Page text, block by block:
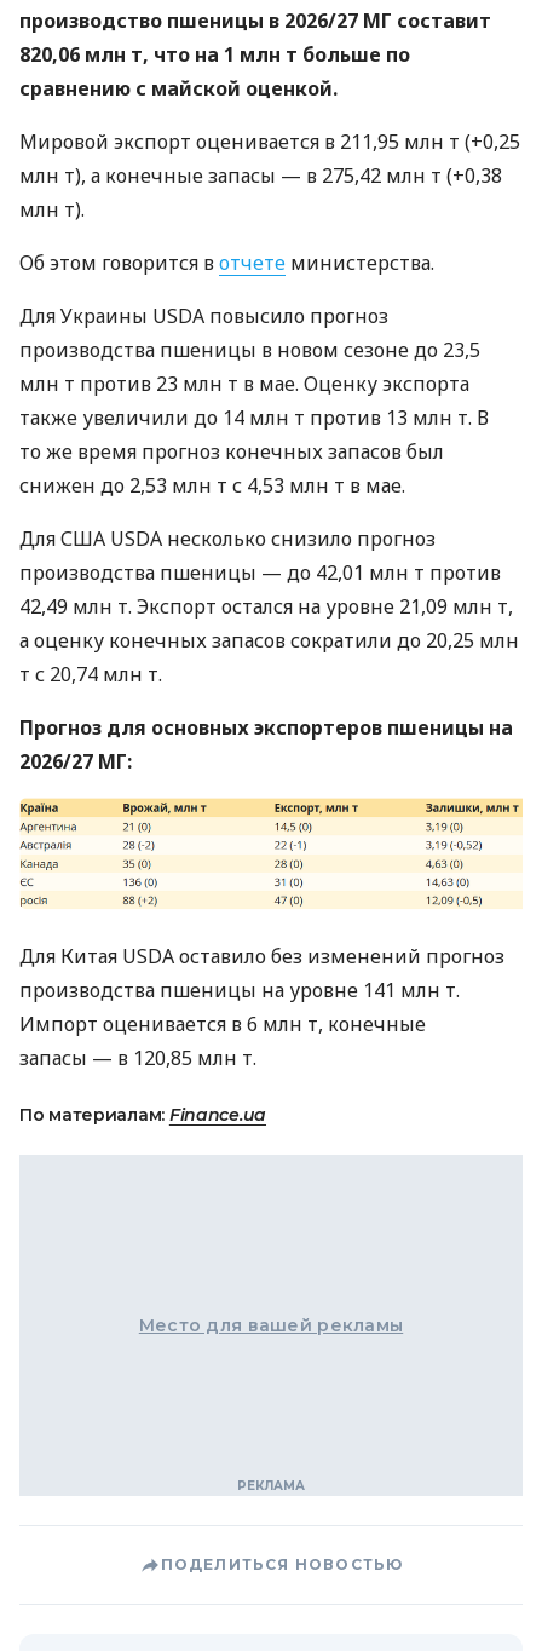
производство пшеницы в 2026/27 МГ составит
820,06 млн т, что на 1 млн т больше по
сравнению с майской оценкой.
Мировой экспорт оценивается в 211,95 млн т (+0,25
млн т), а конечные запасы — в 275,42 млн т (+0,38
млн т).
Об этом говорится вотчете министерства.
Для Украины USDA повысило прогноз
производства пшеницы в новом сезоне до 23,5
млн т против 23 млн т в мае. Оценку экспорта
также увеличили до 14 млн т против 13 млн т. В
то же время прогноз конечных запасов был
снижен до 2,53 млн т с 4,53 млн т в мае.
Для США USDA несколько снизило прогноз
производства пшеницы — до 42,01 млн т против
42,49 млн т. Экспорт остался на уровне 21,09 млн т,
а оценку конечных запасов сократили до 20,25 млн
т с 20,74 млн т.
Прогноз для основных экспортеров пшеницы на
2026/27 МГ:
Для Китая USDA оставило без изменений прогноз
производства пшеницы на уровне 141 млн т.
Импорт оценивается в 6 млн т, конечные
запасы — в 120,85 млн т.
По материалам: Finance.ua
Место для вашей рекламы
ПОДЕЛИТЬСЯ НОВОСТЬЮ